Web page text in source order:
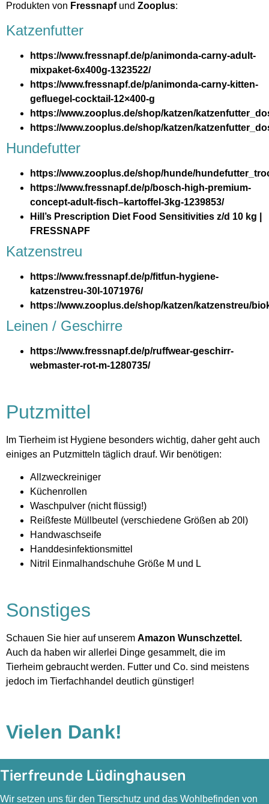
Produkten von Fressnapfund Zooplus:
Katzenfutter
https://www.fressnapf.de/p/animonda-carny-adult-
mixpaket-6x400g-1323522/
https://www.fressnapf.de/p/animonda-carny-kitten-
gefluegel-cocktail-12×400-g
https://www.zooplus.de/shop/katzen/
https://www.zooplus.de/shop/katzen/
Hundefutter
https://www.zooplus.de/shop/hunde/
https://www.fressnapf.de/p/bosch-high-premium-
concept-adult-fisch–kartoffel-3kg-1239853/
Hill’s Prescription Diet Food Sensitivities z/d 10 kg |
FRESSNAPF
Katzenstreu
https://www.fressnapf.de/p/fitfun-hygiene-
katzenstreu-30l-1071976/
https://www.zooplus.de/shop/katzen/katzenstreu/
Leinen / Geschirre
https://www.fressnapf.de/p/ruffwear-geschirr-
webmaster-rot-m-1280735/
Putzmittel
Im Tierheim ist Hygiene besonders wichtig, daher geht auch
einiges an Putzmitteln täglich drauf. Wir benötigen:
Allzweckreiniger
Küchenrollen
Waschpulver (nicht flüssig!)
Reißfeste Müllbeutel (verschiedene Größen ab 20l)
Handwaschseife
Handdesinfektionsmittel
Nitril Einmalhandschuhe Größe M und L
Sonstiges
Schauen Sie hier auf unserem Amazon Wunschzettel .
Auch da haben wir allerlei Dinge gesammelt, die im
Tierheim gebraucht werden. Futter und Co. sind meistens
jedoch im Tierfachhandel deutlich günstiger!
Vielen Dank!
Tierfreunde Lüdinghausen
Wir setzen uns für den Tierschutz und das Wohlbefinden von